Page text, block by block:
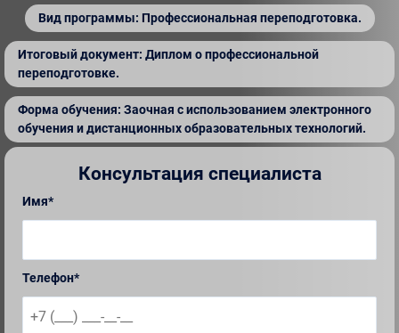
Вид программы: Профессиональная переподготовка.
Итоговый документ: Диплом о профессиональной
переподготовке.
Форма обучения: Заочная с использованием электронного
обучения и дистанционных образовательных технологий.
Консультация специалиста
Имя*
Телефон*